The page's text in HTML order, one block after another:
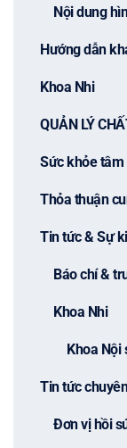
Nội dung
Hướng dẫn
Khoa Nhi
QUẢN LÝ
Sức khỏe tâm
Thỏa thuận
Tin tức & Sự
Báo chí &
Khoa Nhi
Khoa Nội
Tin tức
Đơn vị hồi